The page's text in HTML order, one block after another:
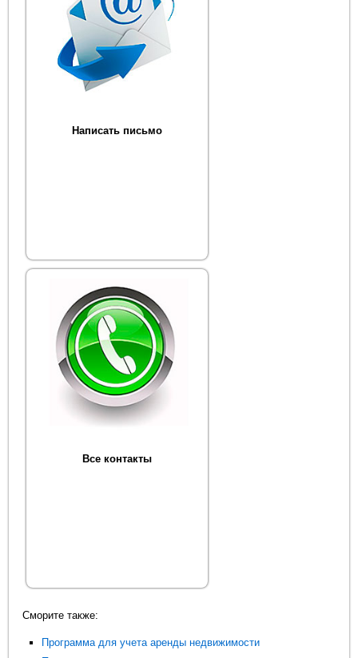
Написать письмо
Все контакты
Сморите также:
Программа для учета аренды недвижимости